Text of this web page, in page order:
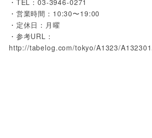
・営業時間：10:30〜19:00
・定休日：月曜
・参考URL：
http://tabelog.com/tokyo/A1323/